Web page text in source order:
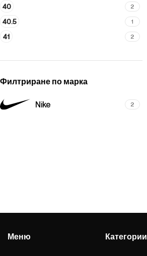
40 2
40.5 1
41 2
Филтриране по марка
Nike 2
Меню Категории